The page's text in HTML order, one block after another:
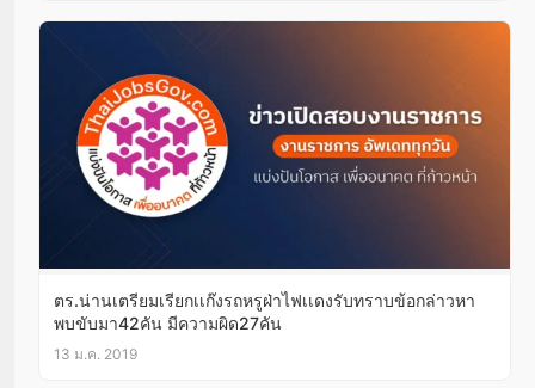
ตร.น่านเตรียมเรียกเเก๊งรถหรูฝ่าไฟเเดงรับทราบข้อกล่าวหา
พบขับมา42คัน มีความผิด27คัน
13 ม.ค. 2019